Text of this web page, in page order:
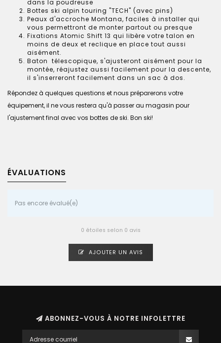
dans la poudreuse
Bottes ski alpin touring "TECH" (avec pins)
Peaux d'accroche Montana, faciles à installer qui
vous permettront de monter partout ou presque
Fixations Atomic Shift 13 qui libère votre talon en
moins de deux et reclique en place tout aussi
aisément.
Baton télescopique, s'ajusteront aisément pour la
montée, réajustez aussi facilement pour la descente,
il s'inserreront facilement dans un sac à dos.
Répondez à quelques questions et nous préparerons votre
équipement, il ne vous restera qu'à passer au magasin pour
l'ajustement final avec vos bottes de ski. Bon ski!
ÉVALUATIONS
Pas encore évalué(e)
0 étoiles selon 0 avis
AJOUTER UN AVIS
ABONNEZ-VOUS À NOTRE INFOLETTRE